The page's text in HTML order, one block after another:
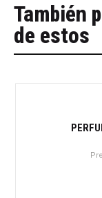
También
de estos